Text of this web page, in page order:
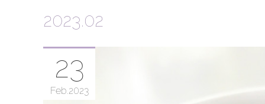
2023.02
23
Feb 2023